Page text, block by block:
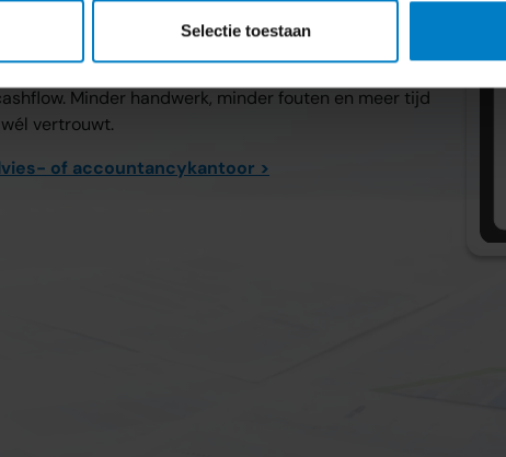
Selectie toestaan
Yuki, Exact, Fiscaal Gemak en koppelen je bank,
je administratie waar dat kan waardoor je
Minder handwerk, minder fouten en meer tijd
vertrouwt.
of accountancykantoor >